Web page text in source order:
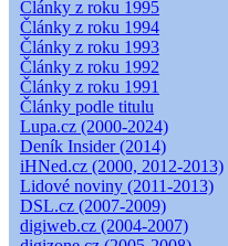
Články z roku 1995
Články z roku 1994
Články z roku 1993
Články z roku 1992
Články z roku 1991
Články podle titulu
Lupa.cz (2000-2024)
Deník Insider (2014)
iHNed.cz (2000, 2012-2013)
Lidové noviny (2011-2013)
DSL.cz (2007-2009)
digiweb.cz (2004-2007)